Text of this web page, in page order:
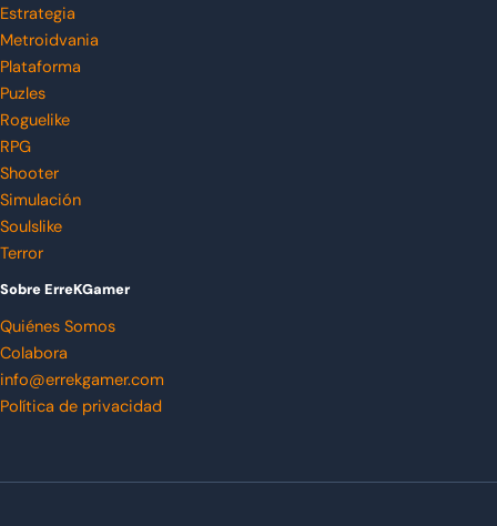
Estrategia
Metroidvania
Plataforma
Puzles
Roguelike
RPG
Shooter
Simulación
Soulslike
Terror
Sobre ErreKGamer
Quiénes Somos
Colabora
info@errekgamer.com
Política de privacidad